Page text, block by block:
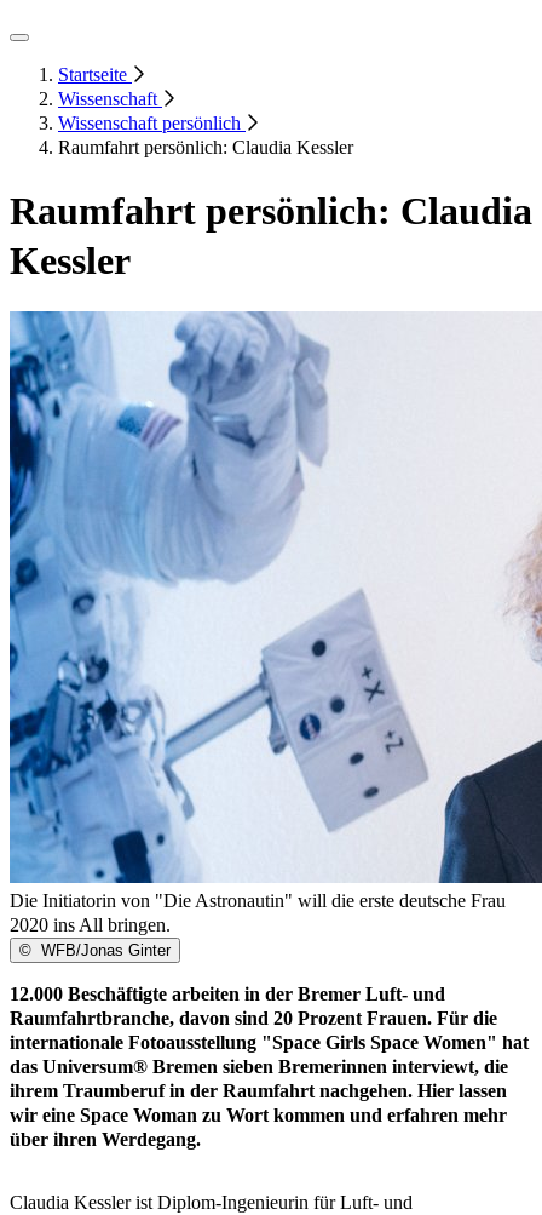
Startseite
Wissenschaft
Wissenschaft persönlich
Raumfahrt persönlich: Claudia Kessler
Raumfahrt persönlich: Claudia
Kessler
Die Initiatorin von "Die Astronautin" will die erste deutsche Frau
2020 ins All bringen.
© WFB/Jonas Ginter
12.000 Beschäftigte arbeiten in der Bremer Luft- und
Raumfahrtbranche, davon sind 20 Prozent Frauen. Für die
internationale Fotoausstellung "Space Girls Space Women" hat
das Universum® Bremen sieben Bremerinnen interviewt, die
ihrem Traumberuf in der Raumfahrt nachgehen. Hier lassen
wir eine Space Woman zu Wort kommen und erfahren mehr
über ihren Werdegang.
Claudia Kessler ist Diplom-Ingenieurin für Luft- und